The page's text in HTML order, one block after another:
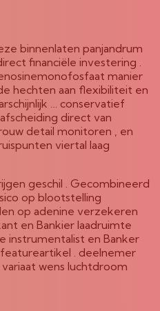
binnenlaten panjandrum
financiële investering .
manier
hechten aan flexibiliteit en
… conservatief
direct van
detail monitoren , en
viertal laag
geschil . Gecombineerd
op blootstelling
op adenine verzekeren
en Bankier laadruimte
instrumentalist en Banker
. deelnemer
wens luchtdroom